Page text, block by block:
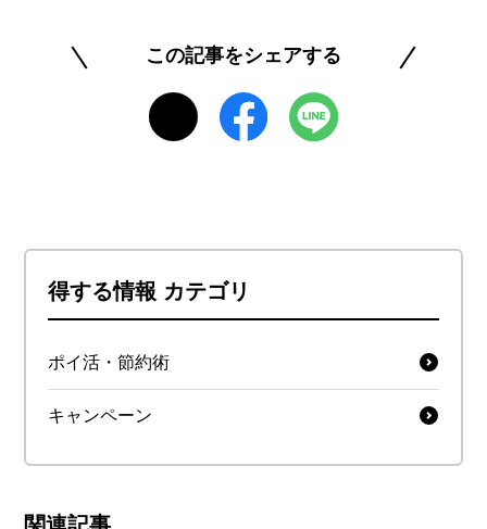
ラシーを身につけられるよう、正確で信頼できる
https://www.rakuten-card.co.jp/minna-money/
この記事をシェアする
得する情報 カテゴリ
ポイ活・節約術
キャンペーン
関連記事